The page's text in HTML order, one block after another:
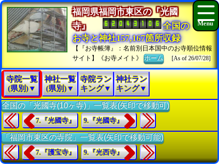
福岡県福岡市東区の『光國
寺』
全国の
お寺と神社157,167箇所収録
【『お寺帳簿』：名前別日本国中のお寺順位情報
サイト】《お寺メイト》ホーム [As of 26/07/28]
寺院一覧
(県別)▼
神社一覧
(県別)▼
寺院ラン
キング▼
神社ラン
キング▼
全国の「光國寺(10ヶ寺)」一覧表(矢印で移動可)
7.『光國寺』 9.『光國寺』
「福岡市東区の寺院」一覧表(矢印で移動可能)
7.『護宝寺』 9.『光西寺』